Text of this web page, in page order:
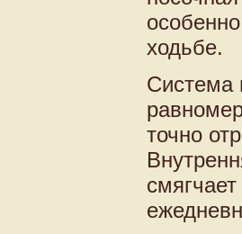
ходьбе.
Система
точно